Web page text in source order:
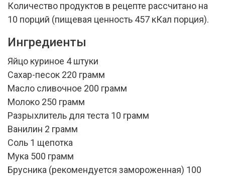
Количество продуктов в рецепте рассчитано на
10 порций (пищевая ценность 457 кКал порция).
Ингредиенты
Яйцо куриное 4 штуки
Сахар-песок 220 грамм
Масло сливочное 200 грамм
Молоко 250 грамм
Разрыхлитель для теста 10 грамм
Ванилин 2 грамм
Соль 1 щепотка
Мука 500 грамм
Брусника (рекомендуется замороженная) 100